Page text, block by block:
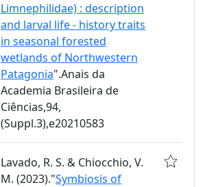
Limnephilidae) : description
and larval life - history traits
in seasonal forested
wetlands of Northwestern
Patagonia".Anais da
Academia Brasileira de
Ciências,94,
(Suppl.3),e20210583
Lavado, R. S. & Chiocchio, V.
M. (2023)."Symbiosis of